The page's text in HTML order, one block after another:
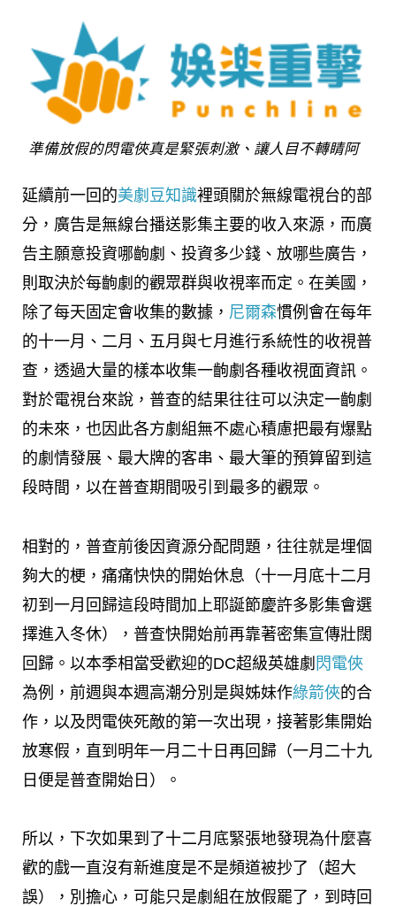
準備放假的閃電俠真是緊張刺激、讓人目不轉睛阿
延續前一回的美劇豆知識裡頭關於無線電視台的部
分，廣告是無線台播送影集主要的收入來源，而廣
告主願意投資哪齣劇、投資多少錢、放哪些廣告，
則取決於每齣劇的觀眾群與收視率而定。在美國，
除了每天固定會收集的數據， 尼爾森慣例會在每年
的十一月、二月、五月與七月進行系統性的收視普
查，透過大量的樣本收集一齣劇各種收視面資訊。
對於電視台來說，普查的結果往往可以決定一齣劇
的未來，也因此各方劇組無不處心積慮把最有爆點
的劇情發展、最大牌的客串、最大筆的預算留到這
段時間，以在普查期間吸引到最多的觀眾。
相對的，普查前後因資源分配問題，往往就是埋個
夠大的梗，痛痛快快的開始休息（十一月底十二月
初到一月回歸這段時間加上耶誕節慶許多影集會選
擇進入冬休），普查快開始前再靠著密集宣傳壯闊
回歸。以本季相當受歡迎的DC超級英雄劇 閃電俠
為例，前週與本週高潮分別是與姊妹作綠箭俠的合
作，以及閃電俠死敵的第一次出現，接著影集開始
放寒假，直到明年一月二十日再回歸（一月二十九
日便是普查開始日）。
所以，下次如果到了十二月底緊張地發現為什麼喜
歡的戲一直沒有新進度是不是頻道被抄了（超大
誤），別擔心，可能只是劇組在放假罷了，到時回